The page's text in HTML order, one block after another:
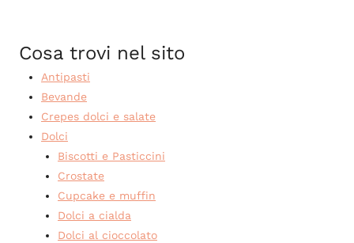
Cosa trovi nel sito
Antipasti
Bevande
Crepes dolci e salate
Dolci
Biscotti e Pasticcini
Crostate
Cupcake e muffin
Dolci a cialda
Dolci al cioccolato